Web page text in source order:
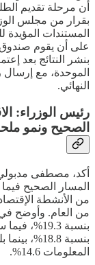
أن مرحلة تقديم
بقرار من مجلس
المستندات المؤيدة
على أن يقوم صندوق
بنشر النتائج بعد
الموحدة، مع
النهائي.
رئيس الوزراء:
الصحيح ونمو
أكد، مصطفى
المسار الصحيح
من الأنشطة
من العام. وأوضح
بنسبة
بنسبة
المعلومات 14.6%.